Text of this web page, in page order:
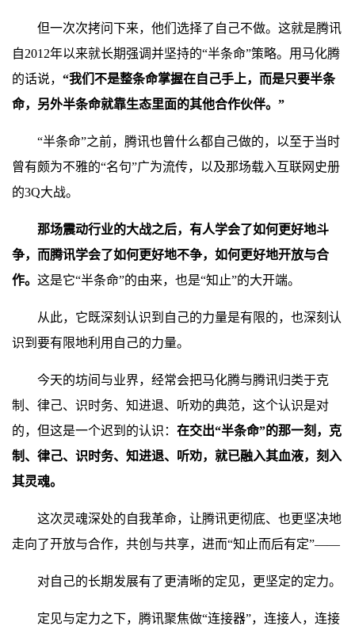
但一次次拷问下来，他们选择了自己不做。这就是腾讯
自2012年以来就长期强调并坚持的“半条命”策略。用马化腾
的话说， “我们不是整条命掌握在自己手上，而是只要半条
命，另外半条命就靠生态里面的其他合作伙伴。”
“半条命”之前，腾讯也曾什么都自己做的，以至于当时
曾有颇为不雅的“名句”广为流传，以及那场载入互联网史册
的3Q大战。
那场震动行业的大战之后，有人学会了如何更好地斗
争，而腾讯学会了如何更好地不争，如何更好地开放与合
作。 这是它“半条命”的由来，也是“知止”的大开端。
从此，它既深刻认识到自己的力量是有限的，也深刻认
识到要有限地利用自己的力量。
今天的坊间与业界，经常会把马化腾与腾讯归类于克
制、律己、识时务、知进退、听劝的典范，这个认识是对
的，但这是一个迟到的认识： 在交出“半条命”的那一刻，克
制、律己、识时务、知进退、听劝，就已融入其血液，刻入
其灵魂。
这次灵魂深处的自我革命，让腾讯更彻底、也更坚决地
走向了开放与合作，共创与共享，进而“知止而后有定”——
对自己的长期发展有了更清晰的定见，更坚定的定力。
定见与定力之下，腾讯聚焦做“连接器”，连接人，连接